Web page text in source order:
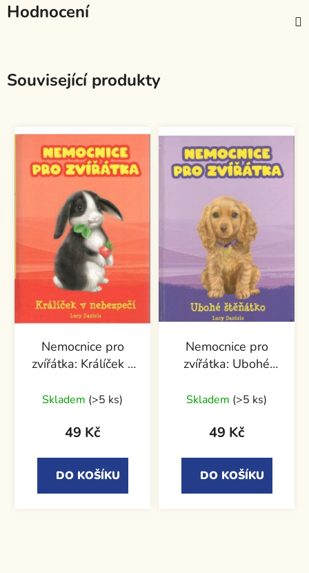
Hodnocení
Související produkty
Nemocnice pro
zvířátka: Králíček v
Skladem (>5 ks)
49 Kč
DO KOŠÍKU
Nemocnice pro
zvířátka: Ubohé
Skladem (>5 ks)
49 Kč
DO KOŠÍKU